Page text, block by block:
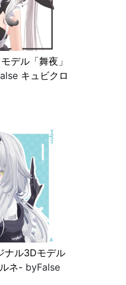
デル「舞夜」
キュビクロ
ナル3Dモデル
ネ- byFalse